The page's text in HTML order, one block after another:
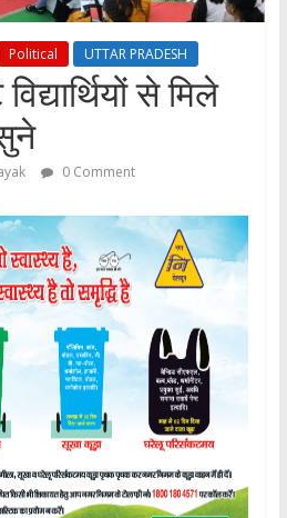
Political UTTAR PRADESH
से मिले
0 Comment